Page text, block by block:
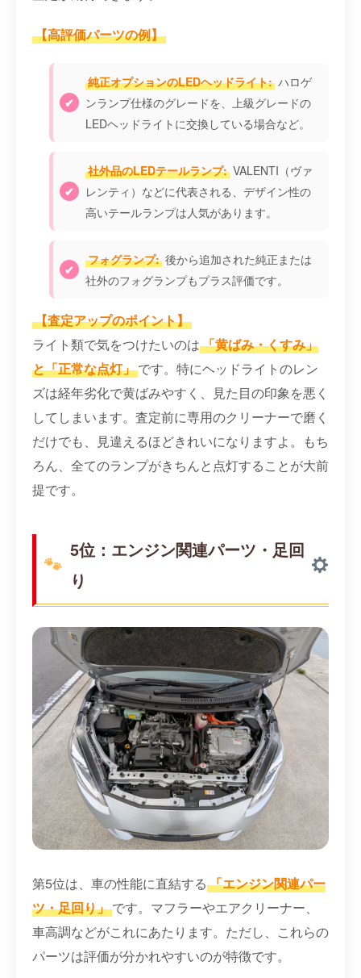
【高評価パーツの例】
純正オプションのLEDヘッドライト: ハロゲ
ンランプ仕様のグレードを、上級グレードの
LEDヘッドライトに交換している場合など。
社外品のLEDテールランプ: VALENTI（ヴァ
レンティ）などに代表される、デザイン性の
高いテールランプは人気があります。
フォグランプ: 後から追加された純正または
社外のフォグランプもプラス評価です。
【査定アップのポイント】
ライト類で気をつけたいのは「黄ばみ・くすみ」
と「正常な点灯」です。特にヘッドライトのレン
ズは経年劣化で黄ばみやすく、見た目の印象を悪く
してしまいます。査定前に専用のクリーナーで磨く
だけでも、見違えるほどきれいになりますよ。もち
ろん、全てのランプがきちんと点灯することが大前
提です。
5位：エンジン関連パーツ・足回
り
第5位は、車の性能に直結する 「エンジン関連パー
ツ・足回り」です。マフラーやエアクリーナー、
車高調などがこれにあたります。ただし、これらの
パーツは評価が分かれやすいのが特徴です。